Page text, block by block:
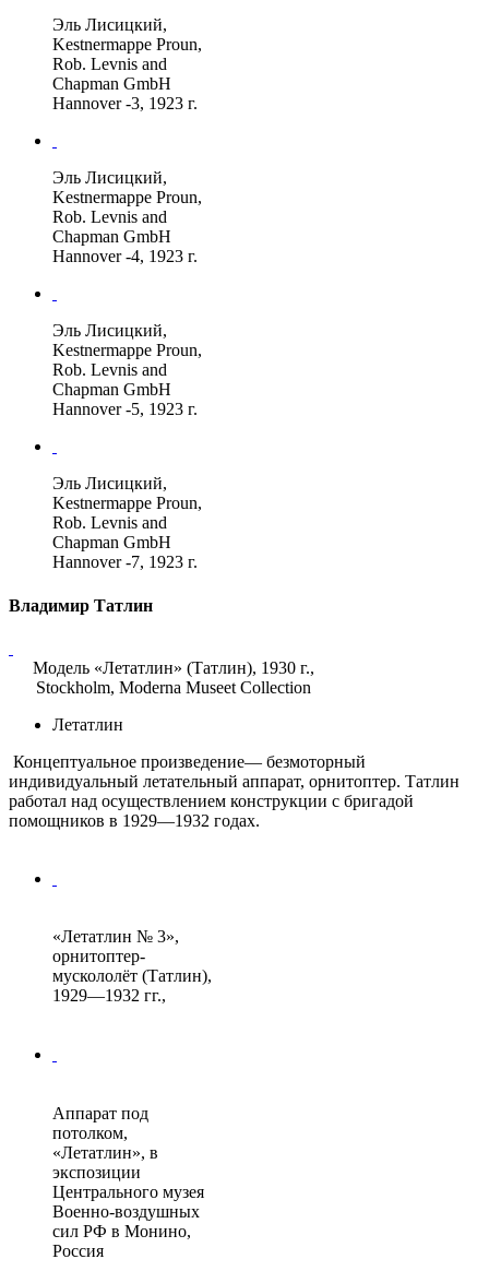
Эль Лисицкий,
Kestnermappe Proun,
Rob. Levnis and
Chapman GmbH
Hannover -3, 1923 г.
Эль Лисицкий,
Kestnermappe Proun,
Rob. Levnis and
Chapman GmbH
Hannover -4, 1923 г.
Эль Лисицкий,
Kestnermappe Proun,
Rob. Levnis and
Chapman GmbH
Hannover -5, 1923 г.
Эль Лисицкий,
Kestnermappe Proun,
Rob. Levnis and
Chapman GmbH
Hannover -7, 1923 г.
Владимир Татлин
Модель «Летатлин» (Татлин), 1930 г.,
Stockholm, Moderna Museet Collection
Летатлин
Концептуальное произведение— безмоторный
индивидуальный летательный аппарат, орнитоптер. Татлин
работал над осуществлением конструкции с бригадой
помощников в 1929—1932 годах.
«Летатлин № 3»,
орнитоптер-
мускололёт (Татлин),
1929—1932 гг.,
Аппарат под
потолком,
«Летатлин», в
экспозиции
Центрального музея
Военно-воздушных
сил РФ в Монино,
Россия